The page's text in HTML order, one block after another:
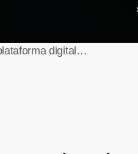
digital…